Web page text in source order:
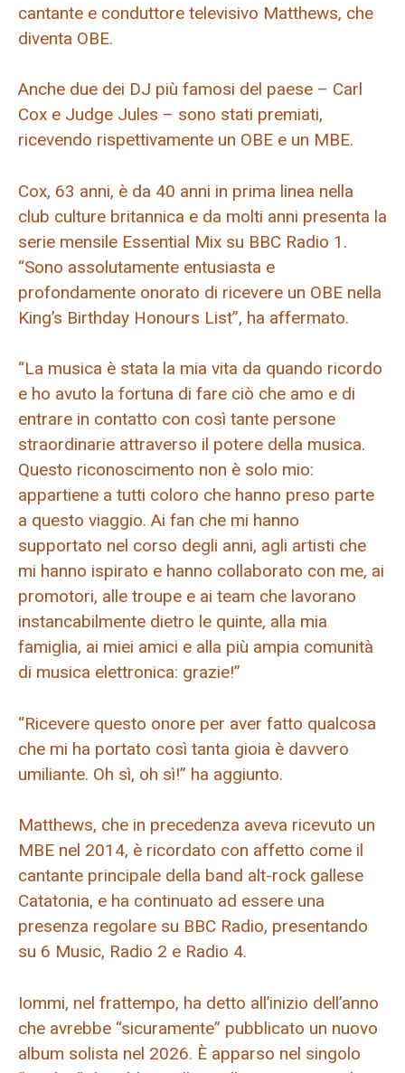
cantante e conduttore televisivo Matthews, che
diventa OBE.
Anche due dei DJ più famosi del paese – Carl
Cox e Judge Jules – sono stati premiati,
ricevendo rispettivamente un OBE e un MBE.
Cox, 63 anni, è da 40 anni in prima linea nella
club culture britannica e da molti anni presenta la
serie mensile Essential Mix su BBC Radio 1.
“Sono assolutamente entusiasta e
profondamente onorato di ricevere un OBE nella
King’s Birthday Honours List”, ha affermato.
“La musica è stata la mia vita da quando ricordo
e ho avuto la fortuna di fare ciò che amo e di
entrare in contatto con così tante persone
straordinarie attraverso il potere della musica.
Questo riconoscimento non è solo mio:
appartiene a tutti coloro che hanno preso parte
a questo viaggio. Ai fan che mi hanno
supportato nel corso degli anni, agli artisti che
mi hanno ispirato e hanno collaborato con me, ai
promotori, alle troupe e ai team che lavorano
instancabilmente dietro le quinte, alla mia
famiglia, ai miei amici e alla più ampia comunità
di musica elettronica: grazie!”
“Ricevere questo onore per aver fatto qualcosa
che mi ha portato così tanta gioia è davvero
umiliante. Oh sì, oh sì!” ha aggiunto.
Matthews, che in precedenza aveva ricevuto un
MBE nel 2014, è ricordato con affetto come il
cantante principale della band alt-rock gallese
Catatonia, e ha continuato ad essere una
presenza regolare su BBC Radio, presentando
su 6 Music, Radio 2 e Radio 4.
Iommi, nel frattempo, ha detto all’inizio dell’anno
che avrebbe “sicuramente” pubblicato un nuovo
album solista nel 2026. È apparso nel singolo